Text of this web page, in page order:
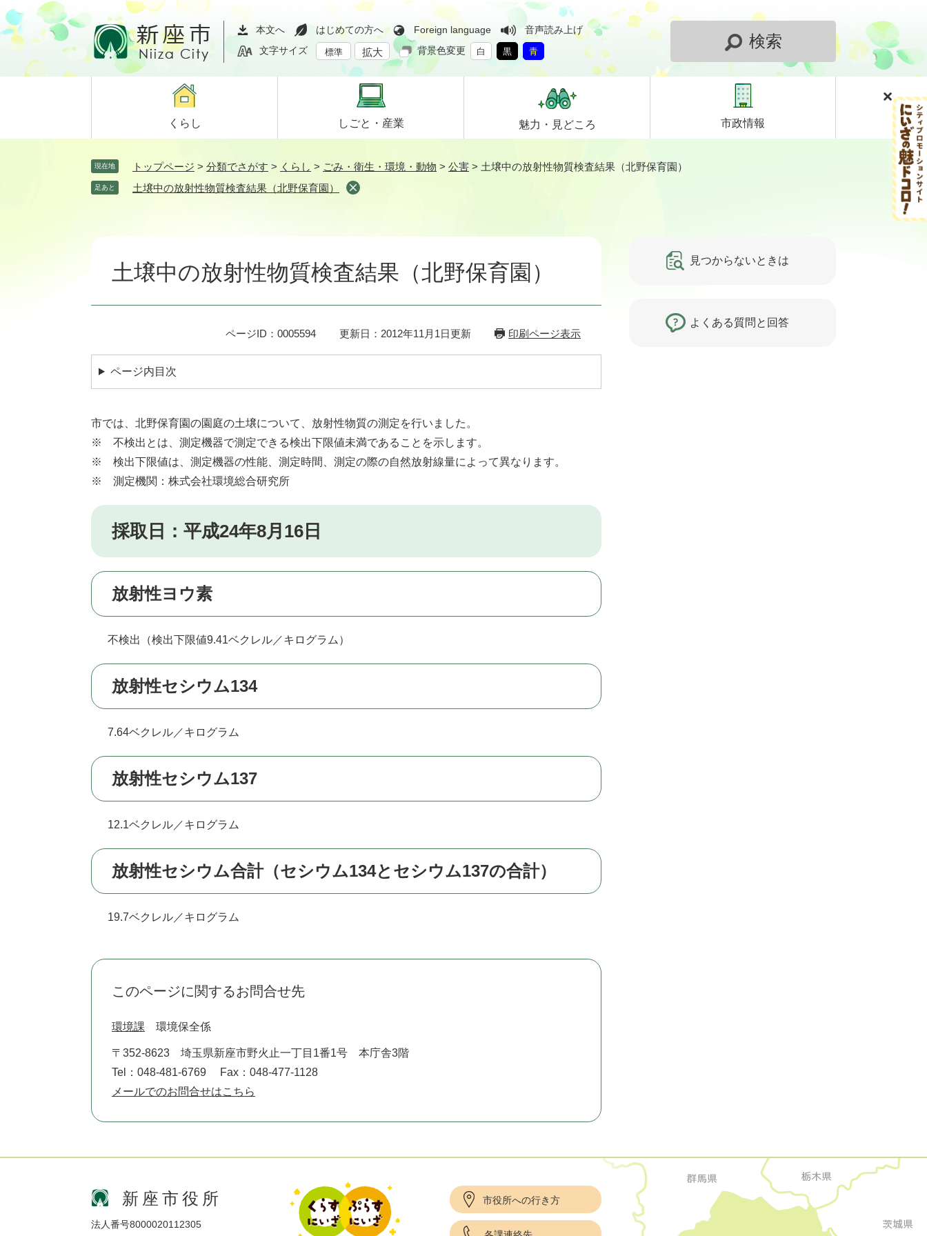
ペ
ー
ジ
メ
ニ
ュ
て
本文へ はじめての方へ Foreign language
音声読み上げ
文字サイズ
標準 拡大 背景色変更 白 黒 青
検索
くらし しごと・ 産業 魅力・ 見どころ 市政情報
現在地 トップページ > 分類でさがす > くらし > ごみ・衛生・環境・動物 > 公害 > 土壌中の放射性物質検査結果（北野保育園）
足あと 土壌中の放射性物質検査結果（北野保育園）
土壌中の放射性物質検査結果（北野保育園）
ページID：0005594 更新日：2012年11月1日更新 印刷ページ表示
ページ内目次
市では、北野保育園の園庭の土壌について、放射性物質の測定を行いました。
※ 不検出とは、測定機器で測定できる検出下限値未満であることを示します。
※ 検出下限値は、測定機器の性能、測定時間、測定の際の自然放射線量によって異なります。
※ 測定機関：株式会社環境総合研究所
採取日：平成24年8月16日
放射性ヨウ素
不検出（検出下限値9.41ベクレル／キログラム）
放射性セシウム134
7.64ベクレル／キログラム
放射性セシウム137
12.1ベクレル／キログラム
放射性セシウム合計（セシウム134とセシウム137の合計）
19.7ベクレル／キログラム
このページに関するお問合せ先
環境課 環境保全係
〒352-8623
埼玉県新座市野火止一丁目1番1号 本庁舎3階
Tel：048-481-6769
Fax：048-477-1128
メールでのお問合せはこちら
見つからないときは
よくある質問と回答
新座市役所
法人番号8000020112305
市役所への行き方